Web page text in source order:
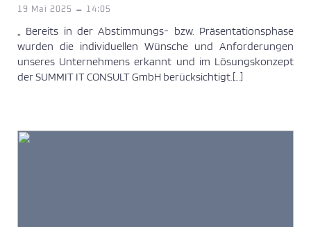
19 Mai 2025 - 14:05
„ Bereits in der Abstimmungs- bzw. Präsentationsphase
wurden die individuellen Wünsche und Anforderungen
unseres Unternehmens erkannt und im Lösungskonzept
der SUMMIT IT CONSULT GmbH berücksichtigt.[…]